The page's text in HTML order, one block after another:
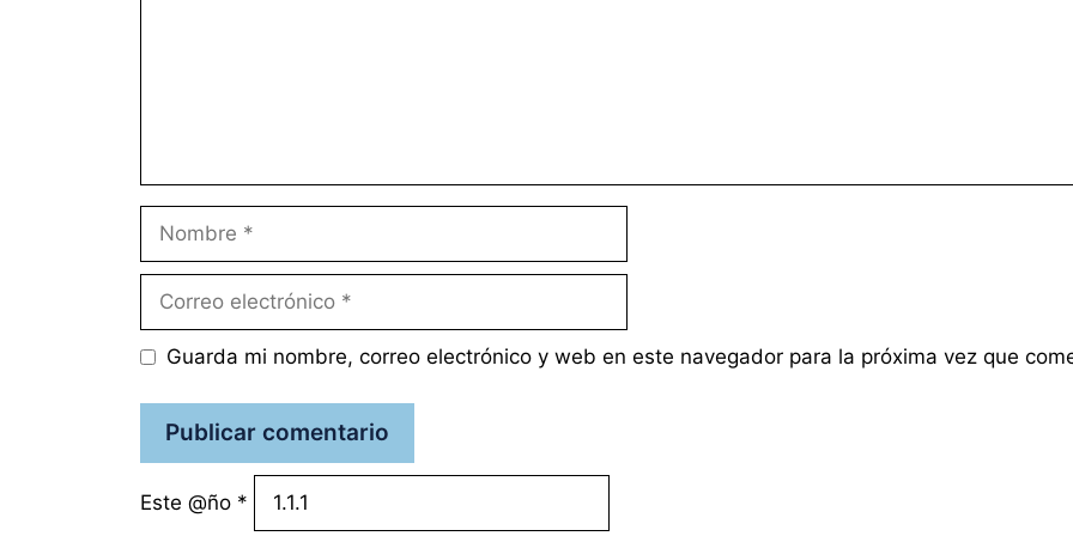
Nombre
Correo
Guarda mi nombre, correo electrónico y web en este navegador para la próxima vez que
Este @ño *